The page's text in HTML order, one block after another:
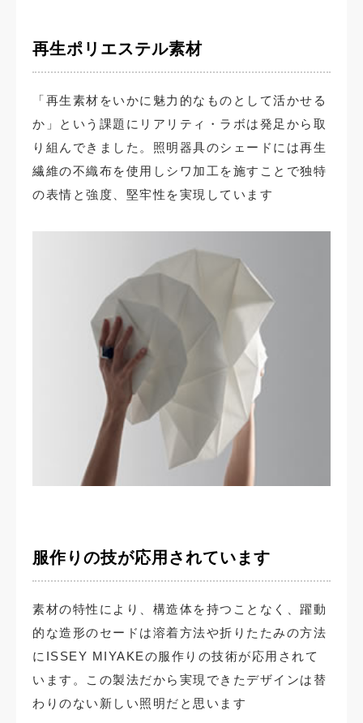
再生ポリエステル素材
「再生素材をいかに魅力的なものとして活かせる
か」という課題にリアリティ・ラボは発足から取
り組んできました。照明器具のシェードには再生
繊維の不織布を使用しシワ加工を施すことで独特
の表情と強度、堅牢性を実現しています
服作りの技が応用されています
素材の特性により、構造体を持つことなく、躍動
的な造形のセードは溶着方法や折りたたみの方法
にISSEY MIYAKEの服作りの技術が応用されて
います。この製法だから実現できたデザインは替
わりのない新しい照明だと思います